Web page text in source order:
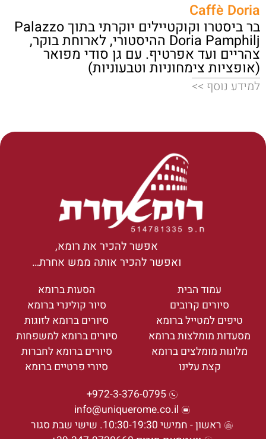
Caffè Doria
בר ביסטרו וקוקטיילים יוקרתי בתוך Palazzo
Doria Pamphilj ההיסטורי, לארוחת בוקר,
צהריים ועד אפרטיף. עם גן סודי מפואר
(אופציות צימחוניות וטבעוניות)
למידע נוסף >>
אפשר להכיר את רומא,
ואפשר להכיר אותה ממש אחרת…
עמוד הבית
סיורים קרובים
טיפים למטייל ברומא
מסעדות מומלצות ברומא
מלונות מומלצים ברומא
קצת עלינו
הסעות ברומא
סיור קולינרי ברומא
סיורים ברומא לזוגות
סיורים ברומא למשפחות
סיורים ברומא לחברות
סיורי פרטיים ברומא
972-3-376-0795+
info@uniquerome.co.il
ראשון - חמישי 10:30-19:30. שישי שבת סגור